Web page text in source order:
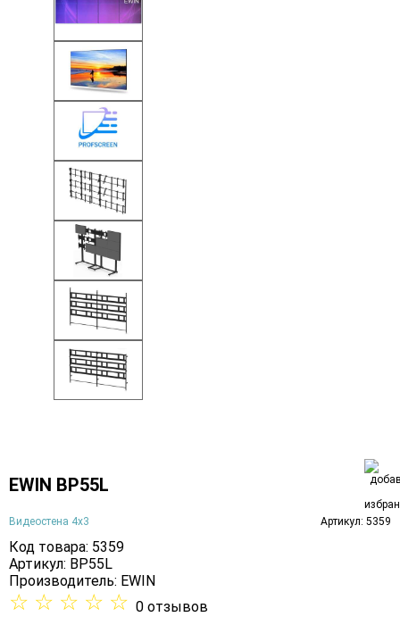
EWIN BP55L
Видеостена 4х3 Артикул: 5359
Код товара: 5359
Артикул: BP55L
Производитель: EWIN
☆ ☆ ☆ ☆ ☆ 0 отзывов